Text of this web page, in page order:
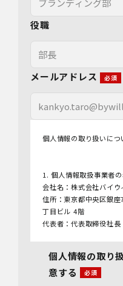
役職
メールアドレス
個人情報の取り扱いにつ
1. 個人情報取扱事業者
会社名：株式会社バイウ
住所：東京都中央区銀
丁目ビル 4階
代表者：代表取締役社
管理者名：管理部長
連絡先：
個人情報の取り
意する